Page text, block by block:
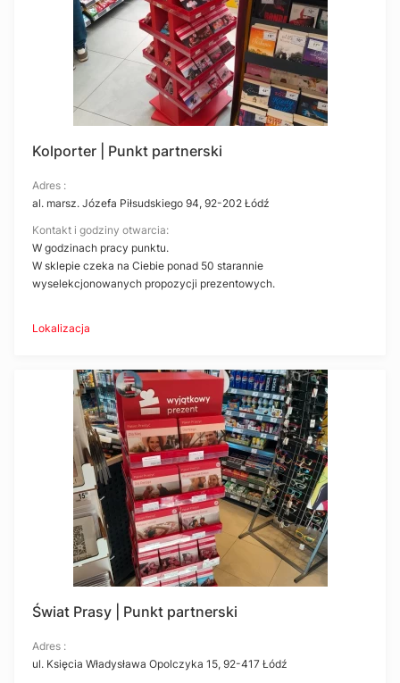
Kolporter | Punkt partnerski
Adres :
al. marsz. Józefa Piłsudskiego 94, 92-202 Łódź
Kontakt i godziny otwarcia:
W godzinach pracy punktu.
W sklepie czeka na Ciebie ponad 50 starannie
wyselekcjonowanych propozycji prezentowych.
Lokalizacja
Świat Prasy | Punkt partnerski
Adres :
ul. Księcia Władysława Opolczyka 15, 92-417 Łódź